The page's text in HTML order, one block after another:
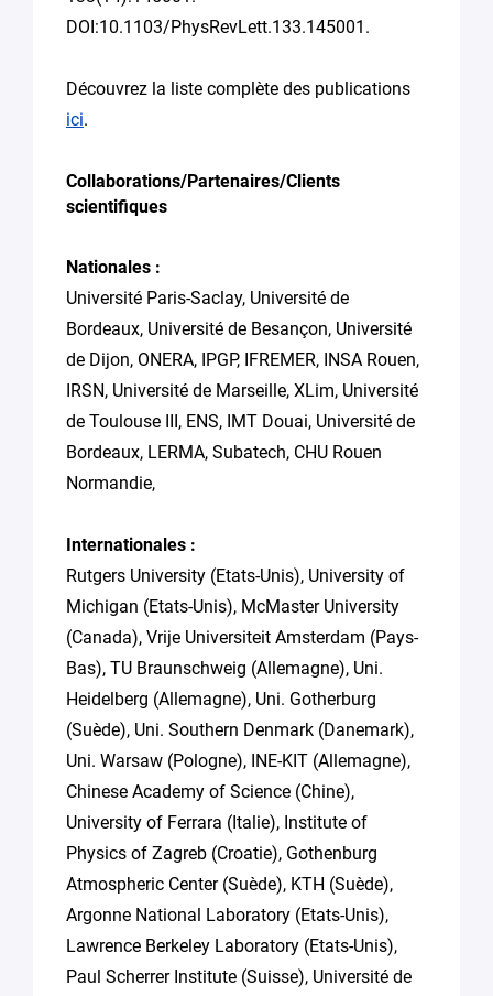
DOI:10.1103/PhysRevLett.133.145001.
Découvrez la liste complète des publications
ici.
Collaborations/Partenaires/Clients
scientifiques
Nationales :
Université Paris-Saclay, Université de
Bordeaux, Université de Besançon, Université
de Dijon, ONERA, IPGP, IFREMER, INSA Rouen,
IRSN, Université de Marseille, XLim, Université
de Toulouse III, ENS, IMT Douai, Université de
Bordeaux, LERMA, Subatech, CHU Rouen
Normandie,
Internationales :
Rutgers University (Etats-Unis), University of
Michigan (Etats-Unis), McMaster University
(Canada), Vrije Universiteit Amsterdam (Pays-
Bas), TU Braunschweig (Allemagne), Uni.
Heidelberg (Allemagne), Uni. Gotherburg
(Suède), Uni. Southern Denmark (Danemark),
Uni. Warsaw (Pologne), INE-KIT (Allemagne),
Chinese Academy of Science (Chine),
University of Ferrara (Italie), Institute of
Physics of Zagreb (Croatie), Gothenburg
Atmospheric Center (Suède), KTH (Suède),
Argonne National Laboratory (Etats-Unis),
Lawrence Berkeley Laboratory (Etats-Unis),
Paul Scherrer Institute (Suisse), Université de